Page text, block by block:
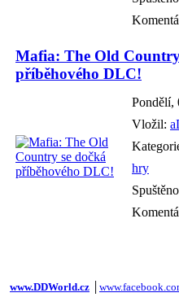
Mafia: The Old
příběhového DLC!
Pondělí,
Vložil:
hry
www.DDWorld.cz